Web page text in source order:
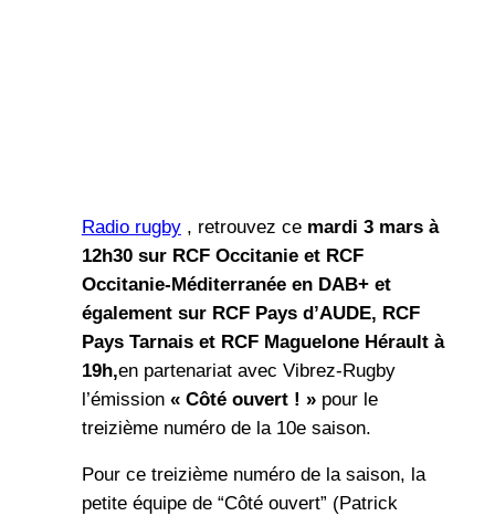
Radio rugby, retrouvez ce mardi 3 mars à
12h30 sur RCF Occitanie et RCF
Occitanie-Méditerranée en DAB+ et
également sur RCF Pays d’AUDE, RCF
Pays Tarnais et RCF Maguelone Hérault à
19h,en partenariat avec Vibrez-Rugby
l’émission « Côté ouvert ! »pour le
treizième numéro de la 10e saison.
Pour ce treizième numéro de la saison, la
petite équipe de “Côté ouvert” (Patrick